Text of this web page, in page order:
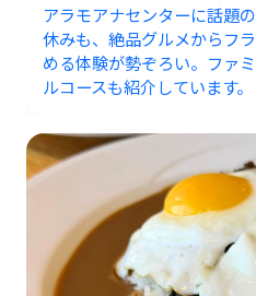
アラモアナセンターに話題
休みも、絶品グルメからフ
める体験が勢ぞろい。ファ
ルコースも紹介しています。